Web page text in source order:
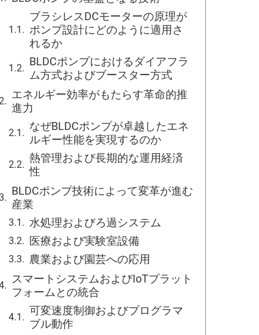
ブラシレスDCモーターの原理が
ポンプ設計にどのように適用さ
れるか
BLDCポンプにおけるダイアフラ
ム方式およびブースター方式
エネルギー効率がもたらす革命的推
進力
なぜBLDCポンプが卓越したエネ
ルギー性能を実現するのか
熱管理および長期的な運用経済
性
BLDCポンプ技術によって変革が進む
産業
水処理およびろ過システム
医療および実験室設備
農業および園芸への応用
スマートシステムおよびIoTプラット
フォームとの統合
可変速度制御およびプログラマ
ブル動作